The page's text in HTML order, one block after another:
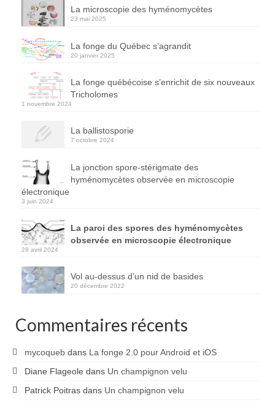
La microscopie des hyménomycètes
23 mai 2025
La fonge du Québec s’agrandit
20 janvier 2025
La fonge québécoise s’enrichit de six nouveaux
Tricholomes
1 novembre 2024
La ballistosporie
7 octobre 2024
La jonction spore-stérigmate des
hyménomycètes observée en microscopie
électronique
3 juin 2024
La paroi des spores des hyménomycètes
observée en microscopie électronique
28 avril 2024
Vol au-dessus d’un nid de basides
20 décembre 2022
Commentaires récents
mycoqueb dans La fonge 2.0 pour Android et iOS
Diane Flageole dans Un champignon velu
Patrick Poitras dans Un champignon velu